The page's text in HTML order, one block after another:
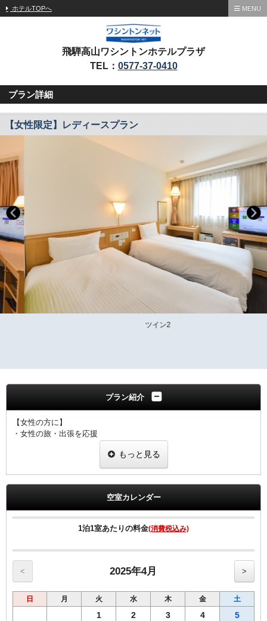
ホテルTOPへ MENU
飛騨高山ワシントンホテルプラザ
TEL： 0577-37-0410
プラン詳細
【女性限定】レディースプラン
ツイン2
プラン紹介
【女性の方に】
・女性の旅・出張を応援
ピュアスマイル eyeしてる
ジュレーム ノンシリコンシャンプー・トリートメント
※内容については変更になることもあります。ご了承下さい。
完備。
・ご宿泊者様専用の大浴場をご利用いただけます。
もっと見る
空室カレンダー
1泊1室あたりの料金(消費税込み)
< 2025年4月 >
日 月 火 水 木 金 土
1 2 3 4 5